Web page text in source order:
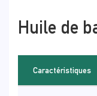
Huile de
Caractéristiques